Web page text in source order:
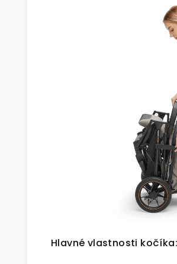
Hlavné vlastnosti kočíka: